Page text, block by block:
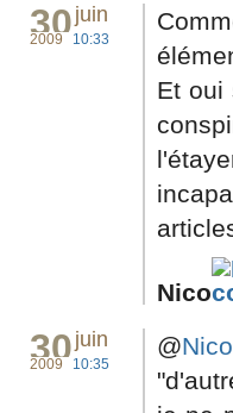
30 juin
2009 10:33
Et oui
Nico
30 juin
2009 10:35
@Nico